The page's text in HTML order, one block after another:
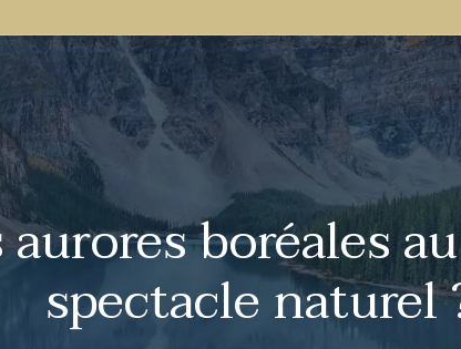
boréales
spectacle naturel